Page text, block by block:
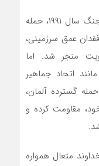
این استاد دانشگاه خاطرنشان کرد: در جنگ سال ۱۹۹۱، حمله
عمق سرزمینی،
منجر شد. اما
اتحاد جماهیر
گسترده آلمان،
مقاومت کرده و
متعال همواره